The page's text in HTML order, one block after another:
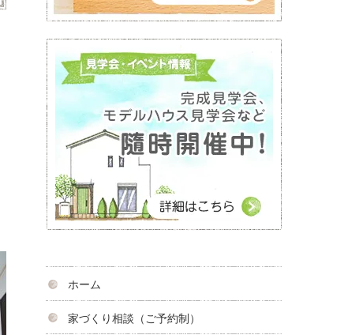
ホーム
家づくり相談（ご予約制）